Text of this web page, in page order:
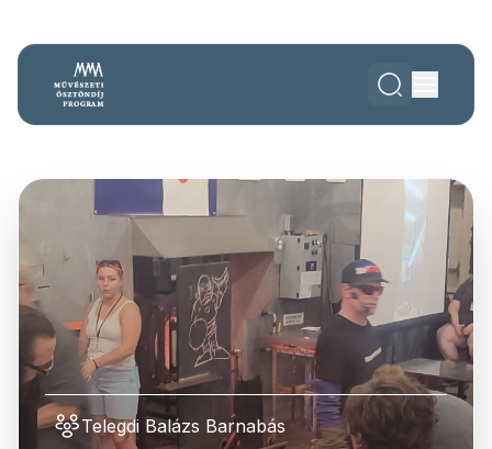
Telegdi Balázs Barnabás